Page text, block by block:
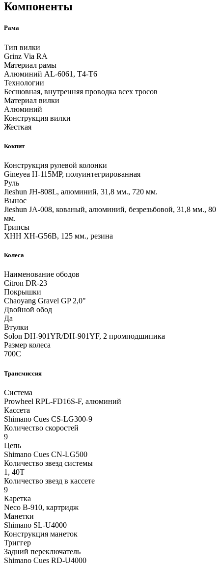
Компоненты
Рама
Тип вилки
Grinz Via RA
Материал рамы
Алюминий AL-6061, T4-T6
Технологии
Бесшовная, внутренняя проводка всех тросов
Материал вилки
Алюминий
Конструкция вилки
Жесткая
Кокпит
Конструкция рулевой колонки
Gineyea H-115MP, полуинтегрированная
Руль
Jieshun JH-808L, алюминий, 31,8 мм., 720 мм.
Вынос
Jieshun JA-008, кованый, алюминий, безрезьбовой, 31,8 мм., 80
мм.
Грипсы
XHH XH-G56B, 125 мм., резина
Колеса
Наименование ободов
Citron DR-23
Покрышки
Chaoyang Gravel GP 2,0"
Двойной обод
Да
Втулки
Solon DH-901YR/DH-901YF, 2 промподшипика
Размер колеса
700С
Трансмиссия
Система
Prowheel RPL-FD16S-F, алюминий
Кассета
Shimano Cues CS-LG300-9
Количество скоростей
9
Цепь
Shimano Cues CN-LG500
Количество звезд системы
1, 40T
Количество звезд в кассете
9
Каретка
Neco B-910, картридж
Манетки
Shimano SL-U4000
Конструкция манеток
Триггер
Задний переключатель
Shimano Cues RD-U4000